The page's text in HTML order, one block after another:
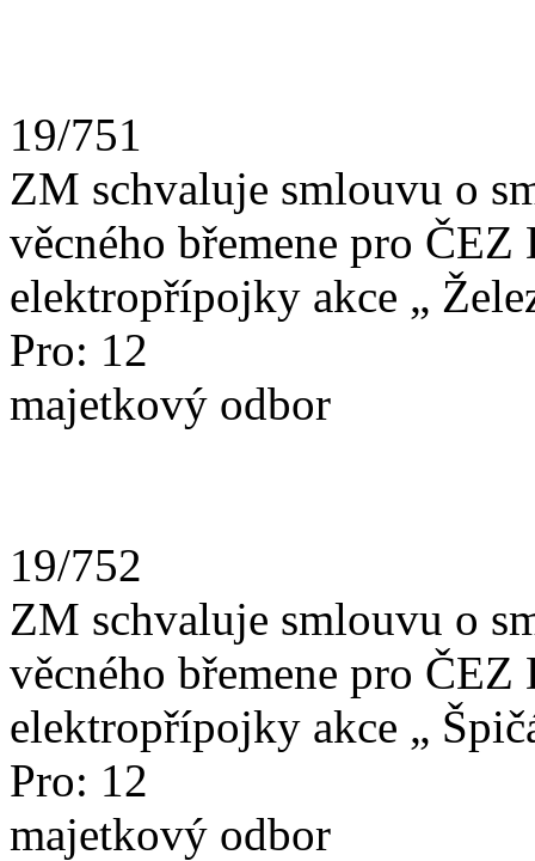
19/751
ZM schvaluje smlouvu o
věcného břemene pro
elektropřípojky akce „
Pro:
majetkový odbor
19/752
ZM schvaluje smlouvu o
věcného břemene pro
elektropřípojky akce „
Pro:
majetkový odbor